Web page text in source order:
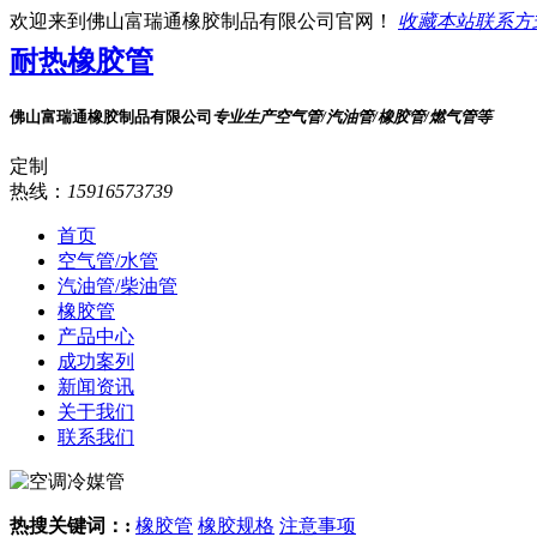
欢迎来到佛山富瑞通橡胶制品有限公司官网！ 收藏本站联系方
耐热橡胶管
佛山富瑞通橡胶制品有限公司 专业生产空气管/汽油管/橡胶管/燃气管等
定制
热线： 15916573739
首页
空气管/水管
汽油管/柴油管
橡胶管
产品中心
成功案列
新闻资讯
关于我们
联系我们
热搜关键词：: 橡胶管 橡胶规格 注意事项